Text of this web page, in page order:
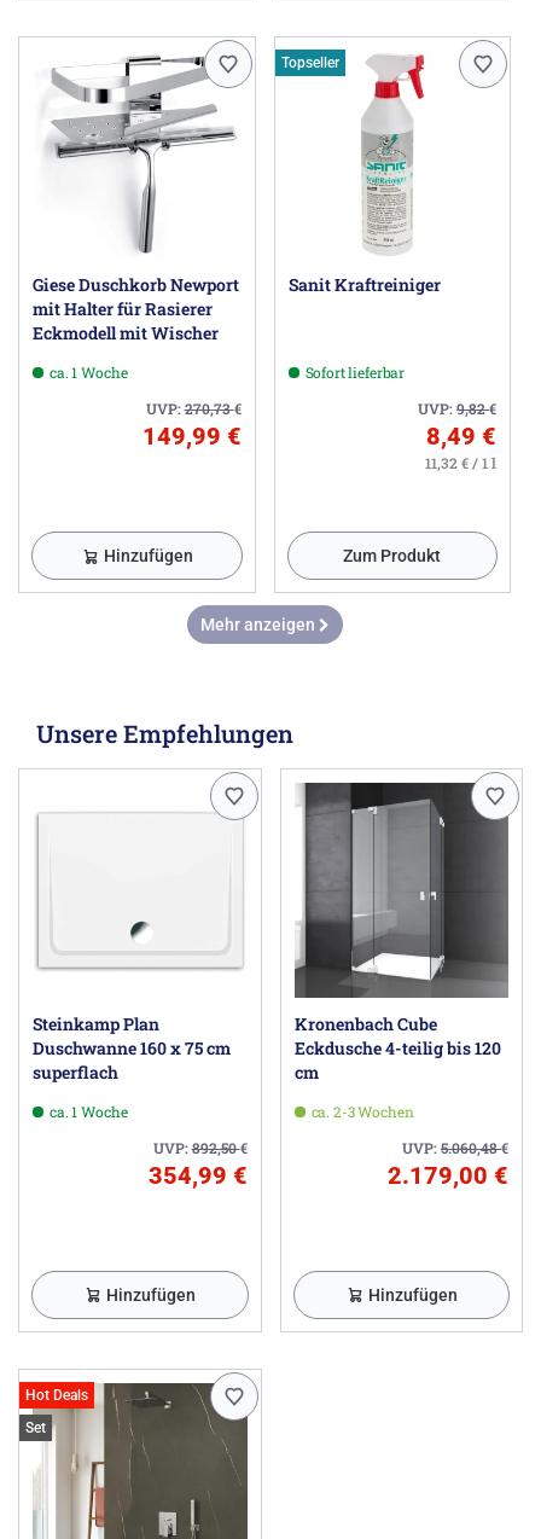
Giese Duschkorb Newport
mit Halter für Rasierer
Eckmodell mit Wischer
ca. 1 Woche
UVP:270,73€
149,99 €
Hinzufügen
Topseller
Sanit Kraftreiniger
Sofort lieferbar
UVP:9,82€
8,49 €
11,32 € / 1 l
Zum Produkt
Mehr anzeigen
Unsere Empfehlungen
Steinkamp Plan
Duschwanne 160 x 75 cm
superflach
ca. 1 Woche
UVP:892,50€
354,99 €
Hinzufügen
Kronenbach Cube
Eckdusche 4-teilig bis 120
cm
ca. 2-3 Wochen
UVP:5.060,48€
2.179,00 €
Hinzufügen
Hot Deals
Set